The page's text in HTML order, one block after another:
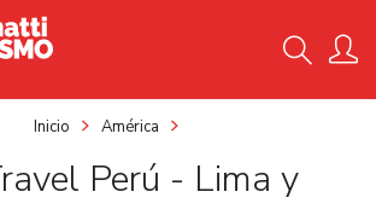
Inicio América
Perú - Lima y